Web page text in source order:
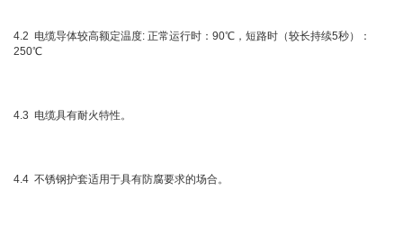
4.2 电缆导体较高额定温度: 正常运行时：90℃，短路时（较长持续5秒）：
250℃
4.3 电缆具有耐火特性。
4.4 不锈钢护套适用于具有防腐要求的场合。